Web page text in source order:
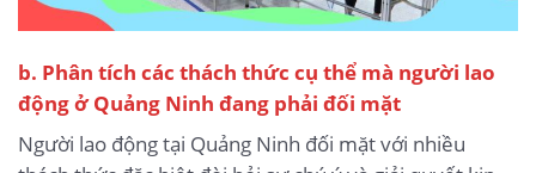
b. Phân tích các thách thức cụ thể mà người lao
động ở Quảng Ninh đang phải đối mặt
Người lao động tại Quảng Ninh đối mặt với nhiều